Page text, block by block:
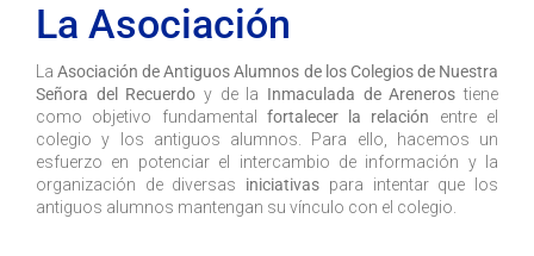
La Asociación
La Asociación de Antiguos Alumnos de los Colegios de Nuestra
Señora del Recuerdo y de la Inmaculada de Areneros tiene
como objetivo fundamental fortalecer la relación entre el
colegio y los antiguos alumnos. Para ello, hacemos un
esfuerzo en potenciar el intercambio de información y la
organización de diversas iniciativas para intentar que los
antiguos alumnos mantengan su vínculo con el colegio.